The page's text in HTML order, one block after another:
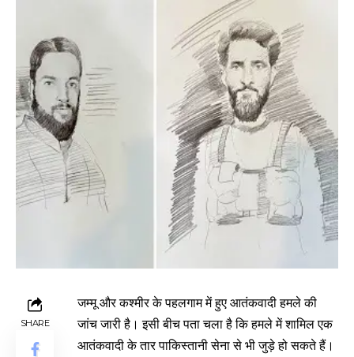
SHARE
जम्मू और कश्मीर के पहलगाम में हुए आतंकवादी हमले की
जांच जारी है। इसी बीच पता चला है कि हमले में शामिल एक
आतंकवादी के तार पाकिस्तानी सेना से भी जुड़े हो सकते हैं।